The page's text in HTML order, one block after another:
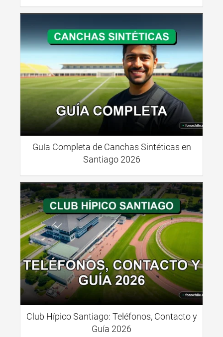
Guía Completa de Canchas Sintéticas en
Santiago 2026
Club Hípico Santiago: Teléfonos, Contacto y
Guía 2026